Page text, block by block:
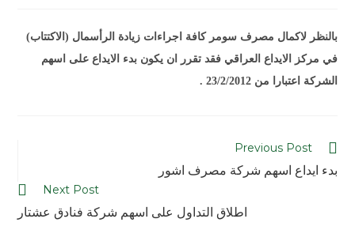
بالنظر لاكمال مصرف سومر كافة اجراءات زيادة الرأسمال (الاكتتاب)
في مركز الايداع العراقي فقد تقرر ان يكون بدء الايداع على اسهم
الشركة اعتبارا من 23/2/2012 .
Previous Post
بدء ايداع اسهم شركة مصرف اشور
Next Post
اطلاق التداول على اسهم شركة فنادق عشتار